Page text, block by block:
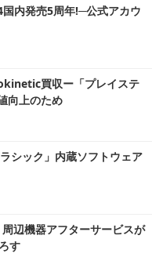
内発売5周年!─公式アカウ
買収ー「プレイステ
向上のため
シック」内蔵ソフトウェア
辺機器アフターサービスが
す